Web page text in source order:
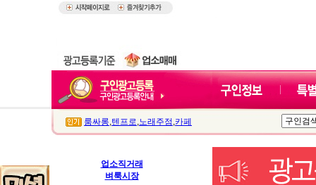
룸싸롱,텐프로,노래주점 ,카페
업소직거래
벼룩시장